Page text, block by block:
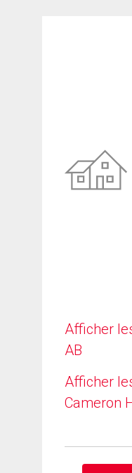
Afficher
AB
Afficher
Cameron